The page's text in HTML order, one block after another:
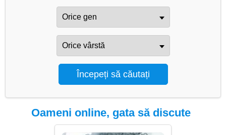
Oameni online, gata să discute